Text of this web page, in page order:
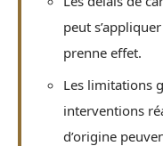
peut
prenne effet.
Les limitations
interventions
d’origine